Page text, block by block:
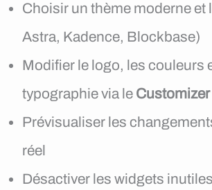
Choisir un thème moderne et
Astra, Kadence, Blockbase)
Modifier le logo, les couleurs
typographie via le Customizer
Prévisualiser les
réel
Désactiver les widgets